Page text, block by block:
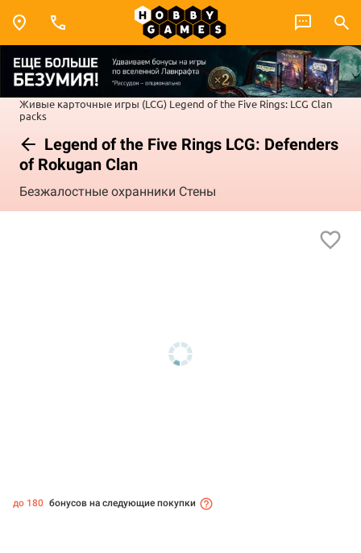
Живые карточные игры (LCG) Legend of the Five Rings: LCG Clan
packs
Legend of the Five Rings LCG: Defenders
of Rokugan Clan
Безжалостные охранники Стены
до 180 бонусов на следующие покупки